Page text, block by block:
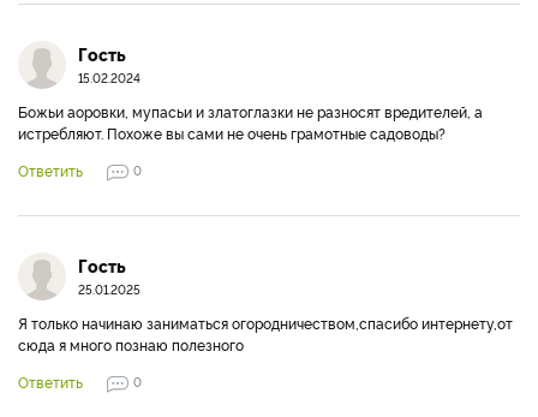
Гость
15.02.2024
Божьи аоровки, мупасьи и златоглазки не разносят вредителей, а
истребляют. Похоже вы сами не очень грамотные садоводы?
Ответить
0
Гость
25.01.2025
Я только начинаю заниматься огородничеством,спасибо интернету,от
сюда я много познаю полезного
Ответить
0